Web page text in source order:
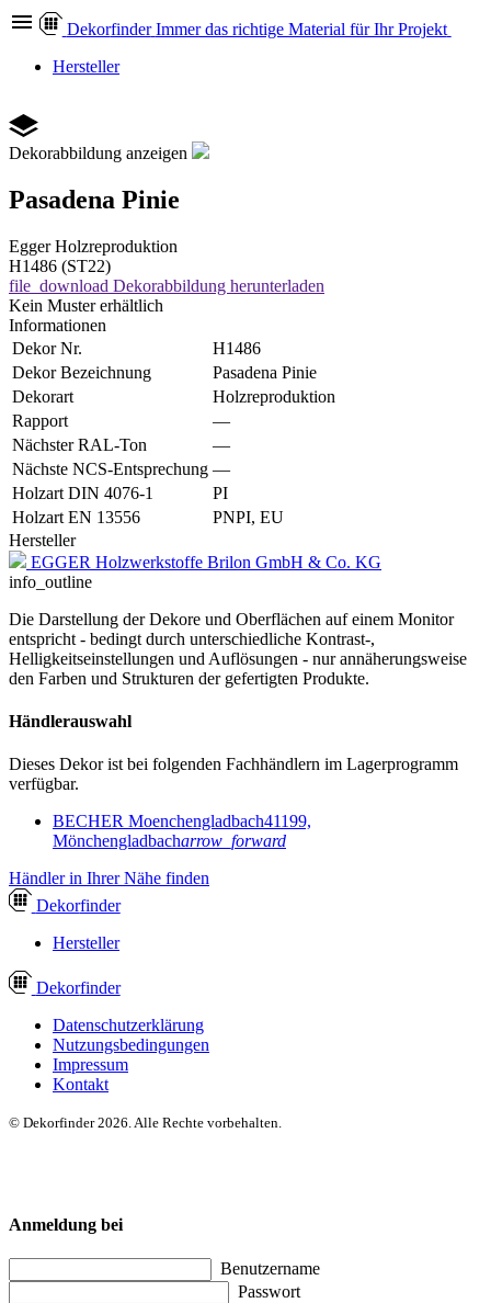
Dekorfinder Immer das richtige Material für Ihr Projekt
Hersteller
Dekorabbildung anzeigen
Pasadena Pinie
Egger Holzreproduktion
H1486 (ST22)
file_download Dekorabbildung herunterladen
Kein Muster erhältlich
Informationen
Dekor Nr.
H1486
Dekor Bezeichnung
Pasadena Pinie
Dekorart
Holzreproduktion
Rapport
—
Nächster RAL-Ton
—
Nächste NCS-Entsprechung —
Holzart DIN 4076-1
PI
Holzart EN 13556
PNPI, EU
Hersteller
EGGER Holzwerkstoffe Brilon GmbH & Co. KG
info_outline
Die Darstellung der Dekore und Oberflächen auf einem Monitor
entspricht - bedingt durch unterschiedliche Kontrast-,
Helligkeitseinstellungen und Auflösungen - nur annäherungsweise
den Farben und Strukturen der gefertigten Produkte.
Händlerauswahl
Dieses Dekor ist bei folgenden Fachhändlern im Lagerprogramm
verfügbar.
BECHER Moenchengladbach41199,
Mönchengladbacharrow_forward
Händler in Ihrer Nähe finden
Dekorfinder
Hersteller
Dekorfinder
Datenschutzerklärung
Nutzungsbedingungen
Impressum
Kontakt
© Dekorfinder 2026. Alle Rechte vorbehalten.
Anmeldung bei
Benutzername
Passwort